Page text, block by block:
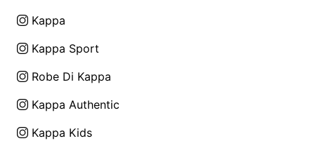
Kappa
Kappa Sport
Robe Di Kappa
Kappa Authentic
Kappa Kids